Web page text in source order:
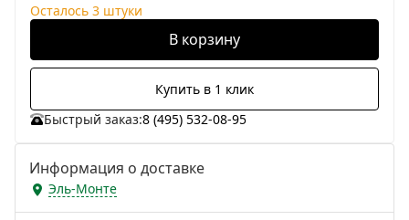
Осталось 3 штуки
В корзину
Купить в 1 клик
Быстрый заказ:8 (495) 532-08-95
Информация о доставке
Эль-Монте